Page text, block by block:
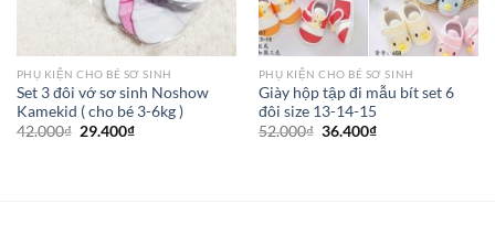
PHỤ KIỆN CHO BÉ SƠ SINH
Set 3 đôi vớ sơ sinh Noshow
Kamekid ( cho bé 3-6kg )
42.000₫ 29.400₫
PHỤ KIỆN CHO BÉ SƠ SINH
Giày hộp tập đi mẫu bít set 6
đôi size 13-14-15
52.000₫ 36.400₫